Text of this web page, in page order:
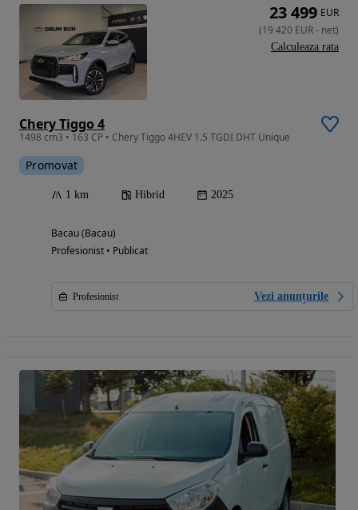
Chery Tiggo 4
1498 cm3 • 163 CP • Chery Tiggo 4HEV 1.5 TGDI DHT Unique
Promovat
1 km Hibrid 2025
Bacau (Bacau)
Profesionist • Publicat
Profesionist Vezi anunțurile
23 499 EUR
(19 420 EUR- net)
Calculeaza rata